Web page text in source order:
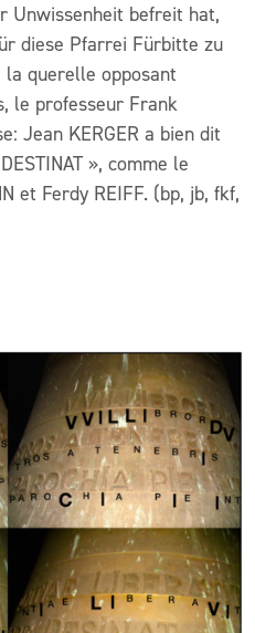
Unwissenheit befreit hat,
diese Pfarrei Fürbitte zu
la querelle opposant
le professeur Frank
Jean KERGER a bien dit
», comme le
et Ferdy REIFF. (bp, jb, fkf,